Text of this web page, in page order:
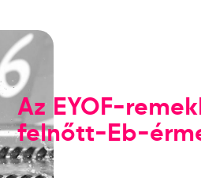
Az EYOF-
felnőtt-Eb-